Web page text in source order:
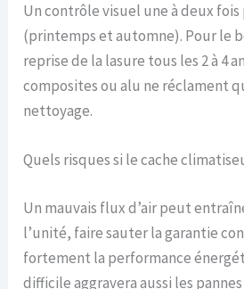
Un contrôle visuel une à deux fois
(printemps et automne). Pour le
reprise de la lasure tous les 2 à 4
composites ou alu ne réclament
nettoyage.
Quels risques si le cache
Un mauvais flux d’air peut
l’unité, faire sauter la garantie
fortement la performance
difficile aggravera aussi les